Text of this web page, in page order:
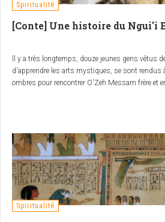
copie intégrale puisque ce dernier vient d'être
Spiritualité
[Conte] Une histoire du Ngui'i
ll y a très longtemps, douze jeunes gens vêtus
d'apprendre les arts mystiques, se sont rendus
ombres pour rencontrer O'Zeh Messam frère et
Spiritualité